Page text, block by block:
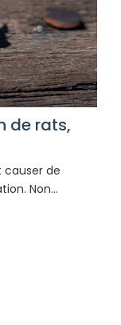
de rats,
causer de
Non…